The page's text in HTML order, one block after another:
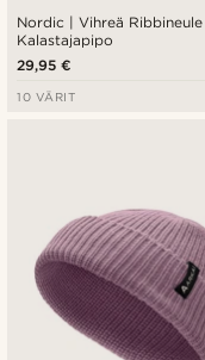
Nordic | Vihreä Ribbineule
Kalastajapipo
29,95 €
10 VÄRIT